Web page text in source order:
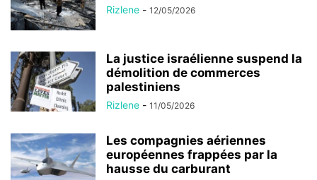
Rizlene - 12/05/2026
La justice israélienne suspend la
démolition de commerces
palestiniens
Rizlene - 11/05/2026
Les compagnies aériennes
européennes frappées par la
hausse du carburant